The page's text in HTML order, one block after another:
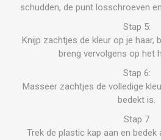
schudden, de punt losschroeven
Stap 5:
Knijp zachtjes de kleur op je haar,
breng vervolgens op het
Stap 6:
Masseer zachtjes de volledige
bedekt is.
Stap 7
Trek de plastic kap aan en bedek